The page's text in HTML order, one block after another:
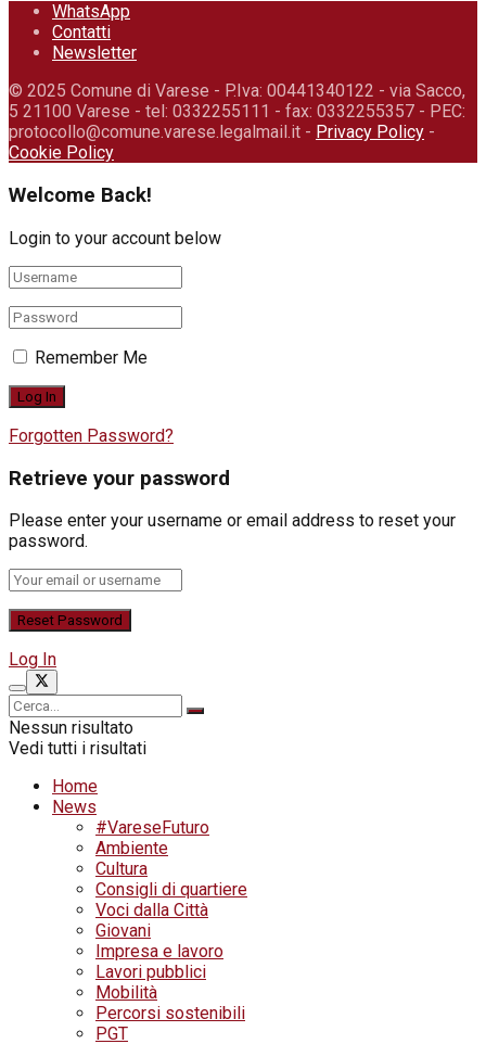
WhatsApp
Contatti
Newsletter
© 2025 Comune di Varese - P.Iva: 00441340122 - via Sacco,
5 21100 Varese - tel: 0332255111 - fax: 0332255357 - PEC:
protocollo@comune.varese.legalmail.it - Privacy Policy -
Cookie Policy
Welcome Back!
Login to your account below
Remember Me
Forgotten Password?
Retrieve your password
Please enter your username or email address to reset your
password.
Log In
Nessun risultato
Vedi tutti i risultati
Home
News
#VareseFuturo
Ambiente
Cultura
Consigli di quartiere
Voci dalla Città
Giovani
Impresa e lavoro
Lavori pubblici
Mobilità
Percorsi sostenibili
PGT